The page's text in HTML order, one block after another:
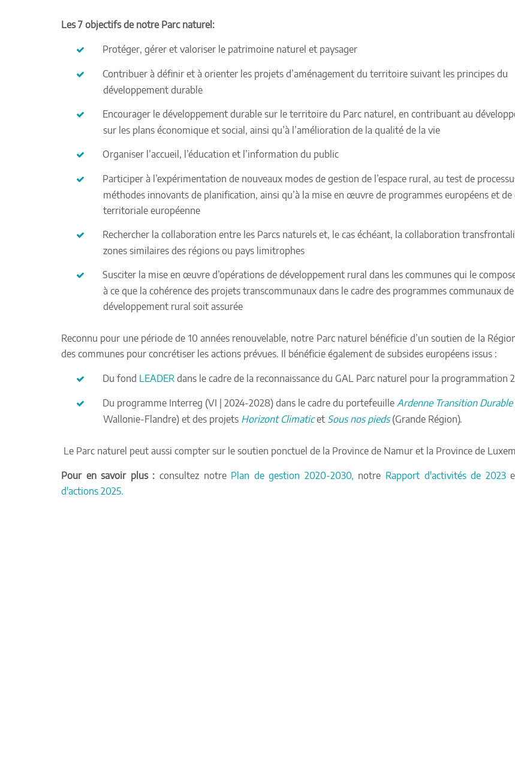
Les 7 objectifs de notre Parc naturel:
Protéger, gérer et valoriser le patrimoine naturel et paysager
Contribuer à définir et à orienter les projets d’aménagement du territoire suivant les principes du
développement durable
Encourager le développement durable sur le territoire du Parc naturel, en contribuant au
sur les plans économique et social, ainsi qu’à l’amélioration de la qualité de la vie
Organiser l’accueil, l’éducation et l’information du public
Participer à l’expérimentation de nouveaux modes de gestion de l’espace rural, au test de
méthodes innovants de planification, ainsi qu’à la mise en œuvre de programmes européens et
territoriale européenne
Rechercher la collaboration entre les Parcs naturels et, le cas échéant, la collaboration
zones similaires des régions ou pays limitrophes
Susciter la mise en œuvre d’opérations de développement rural dans les communes qui le
à ce que la cohérence des projets transcommunaux dans le cadre des programmes communaux de
développement rural soit assurée
Reconnu pour une période de 10 années renouvelable, notre Parc naturel bénéficie d’un soutien de la
des communes pour concrétiser les actions prévues. Il bénéficie également de subsides européens issus :
Du fond LEADER dans le cadre de la reconnaissance du GAL Parc naturel pour la programmation
Du programme Interreg (VI | 2024-2028) dans le cadre du portefeuille Ardenne Transition Durable
Wallonie-Flandre) et des projets Horizont Climaticet Sous nos pieds(Grande Région).
Le Parc naturel peut aussi compter sur le soutien ponctuel de la Province de Namur et la Province de
Pour en savoir plus : consultez notre Plan de gestion 2020-2030, notre Rapport d'activités de 2023
d'actions 2025.